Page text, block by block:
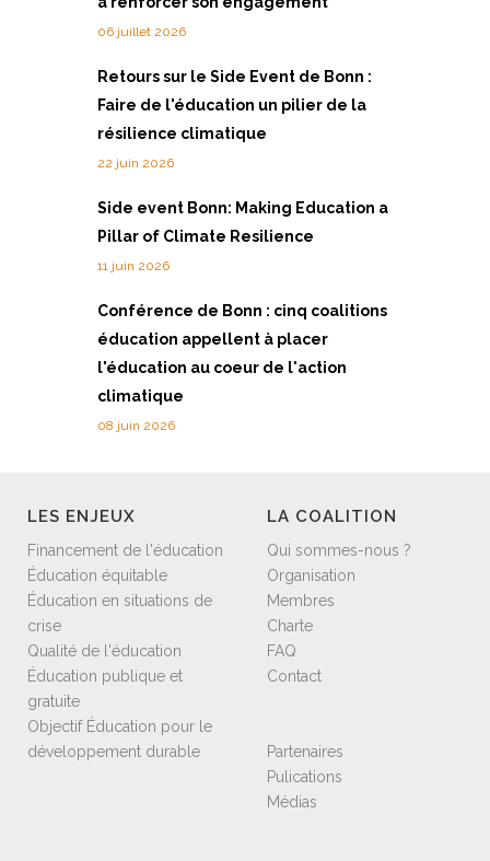
06 juillet 2026
Retours sur le Side Event de Bonn :
Faire de l'éducation un pilier de la
résilience climatique
22 juin 2026
Side event Bonn: Making Education a
Pillar of Climate Resilience
11 juin 2026
Conférence de Bonn : cinq coalitions
éducation appellent à placer
l'éducation au coeur de l'action
climatique
08 juin 2026
LES ENJEUX
Financement de l'éducation
Éducation équitable
Éducation en situations de
crise
Qualité de l'éducation
Éducation publique et
gratuite
Objectif Éducation pour le
développement durable
LA COALITION
Qui sommes-nous ?
Organisation
Membres
Charte
FAQ
Contact
Partenaires
Pulications
Médias